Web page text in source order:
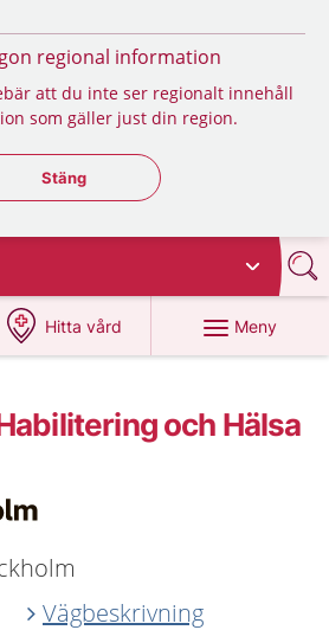
regional information
att du inte ser regionalt innehåll
som gäller just din region.
Stäng regionsväljaren
Stäng
Hitta vård
på 1177.se
Meny
och Hälsa
Vägbeskrivning